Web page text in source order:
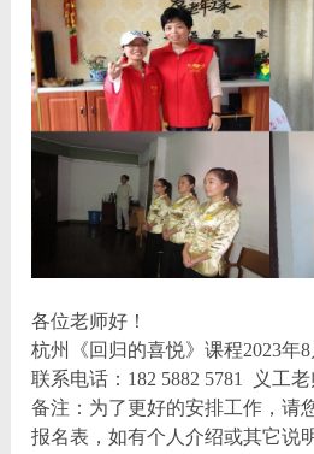
各位老师好！
杭州《回归的喜悦》课程2023年8
联系电话：182 5882 5781 义工
备注：为了更好的安排工作，请
报名表，如有个人介绍或其它说